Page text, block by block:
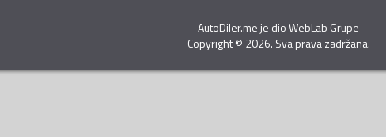
AutoDiler.me je dioWebLab Grupe
Copyright© 2026. Sva prava zadržana.